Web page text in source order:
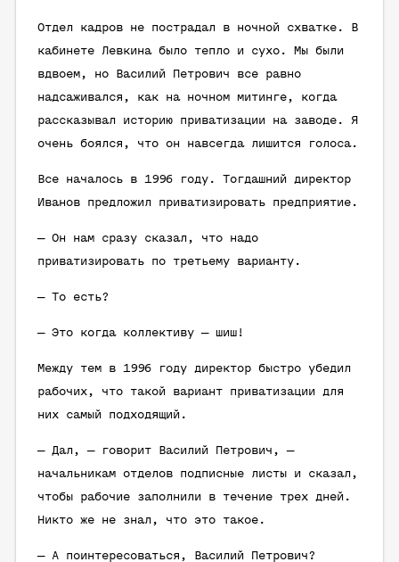
Отдел кадров не пострадал в ночной схватке. В
кабинете Левкина было тепло и сухо. Мы были
вдвоем, но Василий Петрович все равно
надсаживался, как на ночном митинге, когда
рассказывал историю приватизации на заводе. Я
очень боялся, что он навсегда лишится голоса.
Все началось в 1996 году. Тогдашний директор
Иванов предложил приватизировать предприятие.
— Он нам сразу сказал, что надо
приватизировать по третьему варианту.
— То есть?
— Это когда коллективу — шиш!
Между тем в 1996 году директор быстро убедил
рабочих, что такой вариант приватизации для
них самый подходящий.
— Дал, — говорит Василий Петрович, —
начальникам отделов подписные листы и сказал,
чтобы рабочие заполнили в течение трех дней.
Никто же не знал, что это такое.
— А поинтересоваться, Василий Петрович?